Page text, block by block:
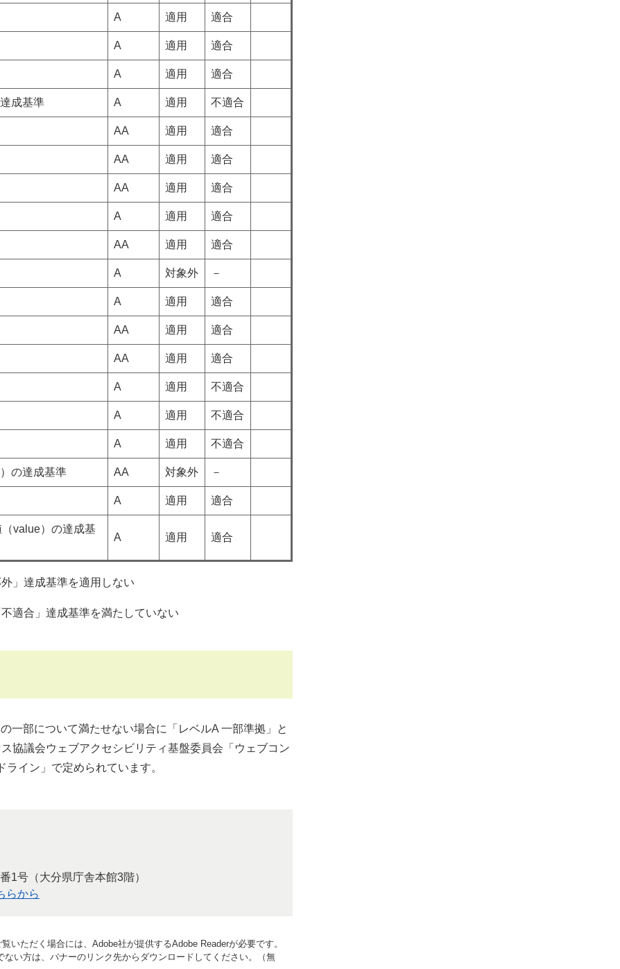
A 適用 適合
A 適用 適合
A 適用 適合
成基準 A 適用 不適合
AA 適用 適合
AA 適用 適合
AA 適用 適合
A 適用 適合
AA 適用 適合
A 対象外 －
A 適用 適合
AA 適用 適合
AA 適用 適合
A 適用 不適合
A 適用 不適合
A 適用 不適合
の達成基準 AA 対象外 －
A 適用 適合
value）の達成基
A 適用 適合
」達成基準を適用しない
適合」達成基準を満たしていない
一部について満たせない場合に「レベルA 一部準拠」と
協議会ウェブアクセシビリティ基盤委員会「ウェブコン
イン」で定められています。
1号（大分県庁舎本館3階）
らから
いただく場合には、Adobe社が提供するAdobe Readerが必要です。
ない方は、バナーのリンク先からダウンロードしてください。（無